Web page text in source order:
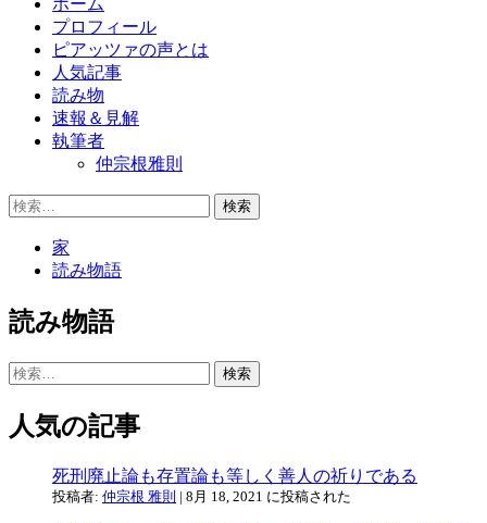
ホーム
プロフィール
ピアッツァの声とは
人気記事
読み物
速報＆見解
執筆者
仲宗根雅則
検
家
読み物語
読み物語
検
人気の記事
死刑廃止論も存置論も等しく善人の祈りである
投稿者: 仲宗根 雅則 | 8月 18, 2021 に投稿された